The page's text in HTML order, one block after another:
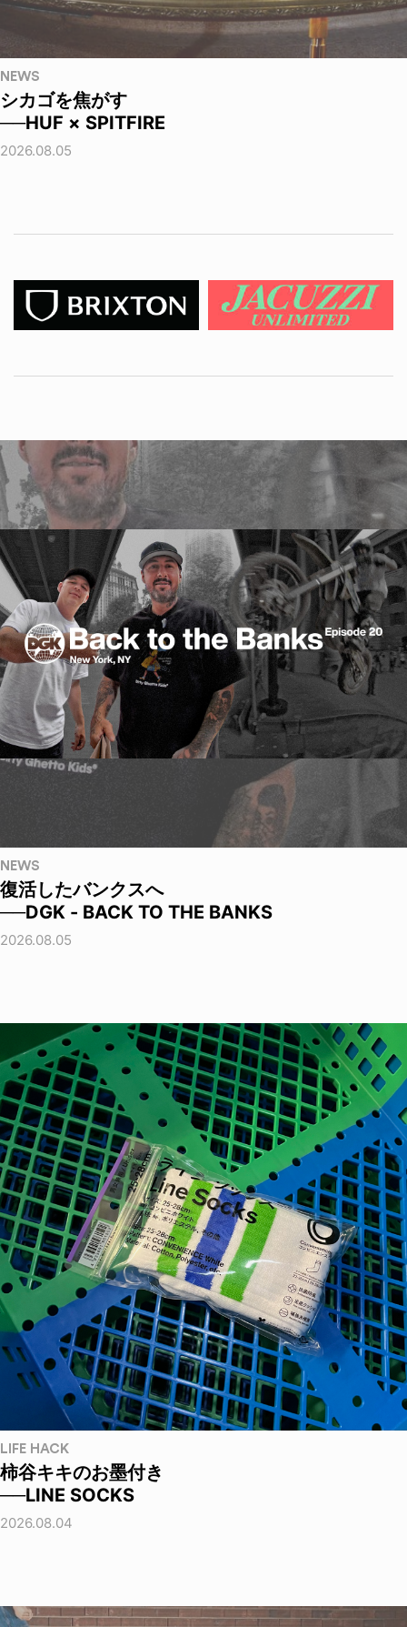
NEWS
シカゴを焦がす
──HUF × SPITFIRE
2026.08.05
NEWS
復活したバンクスへ
──DGK - BACK TO THE BANKS
2026.08.05
LIFE HACK
柿谷キキのお墨付き
──LINE SOCKS
2026.08.04